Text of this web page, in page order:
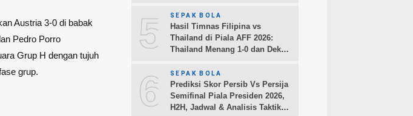
Austria 3-0 di babak
Pedro Porro
Grup H dengan tujuh
grup.
5 SEPAK BOLA
Hasil Timnas Filipina vs
Thailand di Piala AFF 2026:
Thailand Menang 1-0 dan Dekati
6 SEPAK BOLA
Prediksi Skor Persib Vs Persija
Semifinal Piala Presiden 2026,
H2H, Jadwal & Analisis Taktik